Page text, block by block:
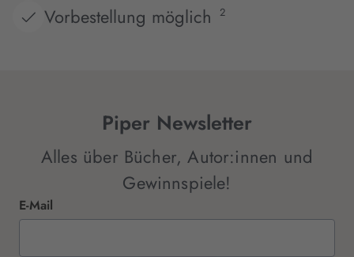
Vorbestellung möglich 2
Piper Newsletter
Alles über Bücher, Autor:innen und
Gewinnspiele!
E-Mail